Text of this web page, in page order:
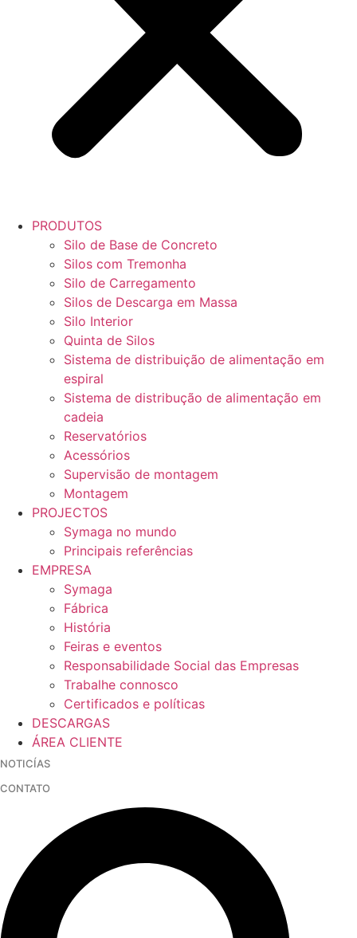
PRODUTOS
Silo de Base de Concreto
Silos com Tremonha
Silo de Carregamento
Silos de Descarga em Massa
Silo Interior
Quinta de Silos
Sistema de distribuição de alimentação em
espiral
Sistema de distribução de alimentação em
cadeia
Reservatórios
Acessórios
Supervisão de montagem
Montagem
PROJECTOS
Symaga no mundo
Principais referências
EMPRESA
Symaga
Fábrica
História
Feiras e eventos
Responsabilidade Social das Empresas
Trabalhe connosco
Certificados e políticas
DESCARGAS
ÁREA CLIENTE
NOTICÍAS
CONTATO